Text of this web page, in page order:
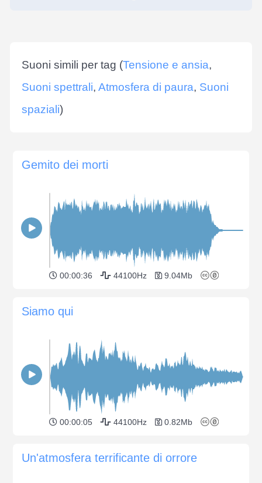
Suoni simili per tag (Tensione e ansia,
Suoni spettrali, Atmosfera di paura, Suoni
spaziali)
Gemito dei morti
00:00:36 44100Hz 9.04Mb
Siamo qui
00:00:05 44100Hz 0.82Mb
Un'atmosfera terrificante di orrore